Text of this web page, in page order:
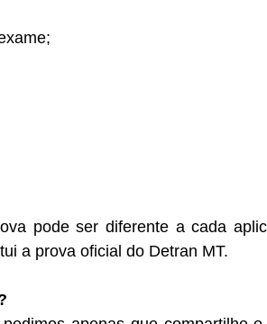
pode ser diferente a cada
a prova oficial do Detran MT.